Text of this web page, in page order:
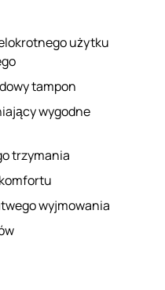
użytku
tampon
wygodne
trzymania
wyjmowania